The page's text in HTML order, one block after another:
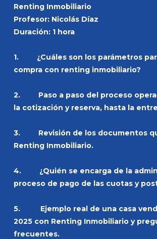
Renting Inmobiliario
Profesor: Nicolás Díaz
Duración: 1 hora
1. ¿Cuáles son los parámetros
compra con renting inmobiliario?
2. Paso a paso del proceso
la cotización y reserva, hasta la
3. Revisión de los documentos
Renting Inmobiliario.
4. ¿Quién se encarga de la
proceso de pago de las cuotas y
5. Ejemplo real de una casa
2025 con Renting Inmobiliario y
frecuentes.